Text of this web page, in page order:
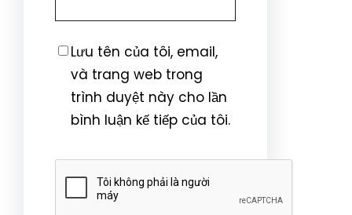
Lưu tên của tôi, email,
và trang web trong
trình duyệt này cho lần
bình luận kế tiếp của tôi.